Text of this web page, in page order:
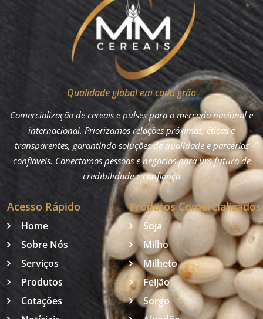
Qualidade global em cada grão
Comercialização de cereais e pulses para o mercado nacional e
internacional. Priorizamos relações próximas, éticas e
transparentes, garantindo soluções de qualidade e parcerias
confiáveis. Conectamos pessoas e negócios para um futuro de
credibilidade e confiança
Acesso Rápido
Home
Sobre Nós
Serviços
Produtos
Cotações
Produtos Comercializados
Soja
Milho
Milheto
Feijão
Sorgo